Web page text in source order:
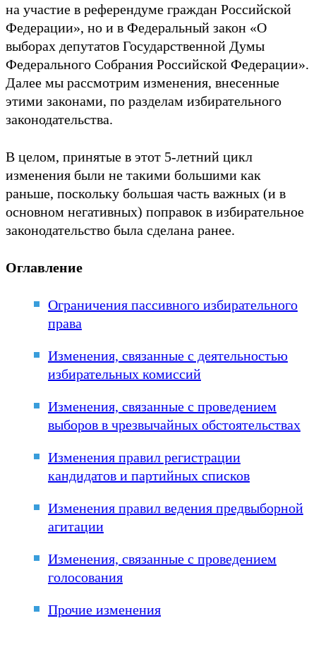
на участие в референдуме граждан Российской
Федерации», но и в Федеральный закон «О
выборах депутатов Государственной Думы
Федерального Собрания Российской Федерации».
Далее мы рассмотрим изменения, внесенные
этими законами, по разделам избирательного
законодательства.
В целом, принятые в этот 5-летний цикл
изменения были не такими большими как
раньше, поскольку большая часть важных (и в
основном негативных) поправок в избирательное
законодательство была сделана ранее.
Оглавление
Ограничения пассивного избирательного
права
Изменения, связанные с деятельностью
избирательных комиссий
Изменения, связанные с проведением
выборов в чрезвычайных обстоятельствах
Изменения правил регистрации
кандидатов и партийных списков
Изменения правил ведения предвыборной
агитации
Изменения, связанные с проведением
голосования
Прочие изменения